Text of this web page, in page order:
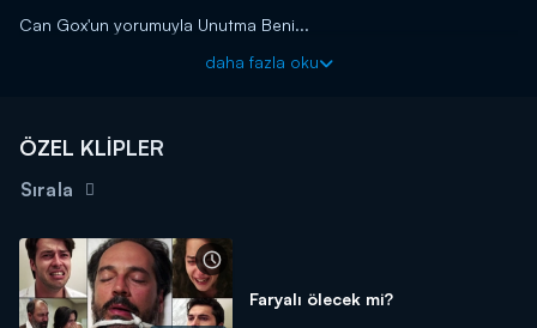
Can Gox'un yorumuyla Unutma Beni...
daha fazla oku
ÖZEL KLİPLER
Sırala
Faryalı ölecek mi?